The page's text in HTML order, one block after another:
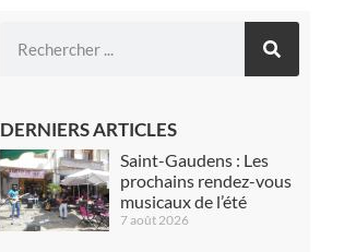
DERNIERS ARTICLES
Saint-Gaudens : Les
prochains rendez-vous
musicaux de l’été
7 août 2026